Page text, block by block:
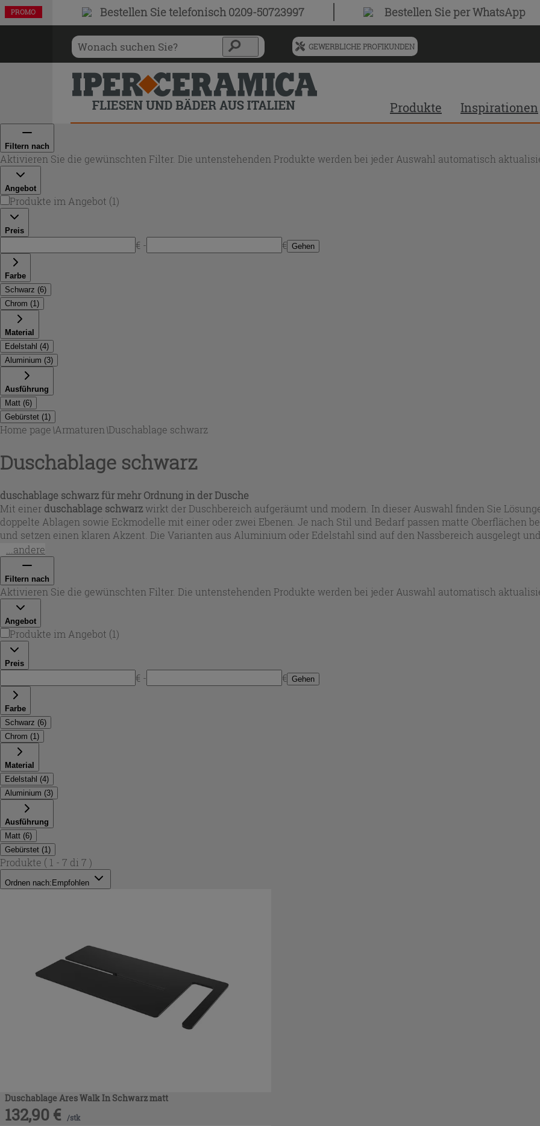
Bestellen Sietelefonisch 0209-50723997 Bestellen Sieper WhatsApp
Menü
vorgeschlagenen
Siteinhalt
und
Suchprotokoll
GEWERBLICHE PROFIKUNDEN
Produkte Inspirationen
Filtern nach
Aktivieren Sie die gewünschten Filter. Die untenstehenden Produkte werden bei jeder Auswahl automatisch
Angebot
Produkte im Angebot (1)
Preis
€ - € Gehen
Farbe
Schwarz (6)
Chrom (1)
Material
Edelstahl (4)
Aluminium (3)
Ausführung
Matt (6)
Gebürstet (1)
Home page\Armaturen \Duschablage schwarz
Duschablage schwarz
duschablage schwarz für mehr Ordnung in der Dusche
Mit einer duschablage schwarzwirkt der Duschbereich aufgeräumt und modern. In dieser Auswahl finden Sie
doppelte Ablagen sowie Eckmodelle mit einer oder zwei Ebenen. Je nach Stil und Bedarf passen matte Oberflächen
und setzen einen klaren Akzent. Die Varianten aus Aluminium oder Edelstahl sind auf den Nassbereich ausgelegt
Pflegeprodukte – als
...andere
Filtern nach
Aktivieren Sie die gewünschten Filter. Die untenstehenden Produkte werden bei jeder Auswahl automatisch
Angebot
Produkte im Angebot (1)
Preis
€ - € Gehen
Farbe
Schwarz (6)
Chrom (1 )
Material
Edelstahl (4)
Aluminium (3)
Ausführung
Matt (6)
Gebürstet (1 )
Produkte ( 1 - 7 di 7 )
Ordnen nach: Empfohlen
Duschablage Ares Walk In Schwarz matt
132,90 € /stk
PROMO